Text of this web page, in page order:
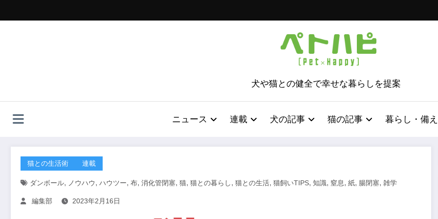
ッ
犬や猫との健全で幸せな暮らしを提案
ニュース 連載 犬の記事 猫の記事 暮らし・備え
猫との生活術 連載
ダンボール, ノウハウ, ハウツー, 布, 消化管閉塞, 猫, 猫との暮らし, 猫との生活, 猫飼いTIPS, 知識, 窒息, 紙, 腸閉塞, 雑学
編集部 2023年2月16日